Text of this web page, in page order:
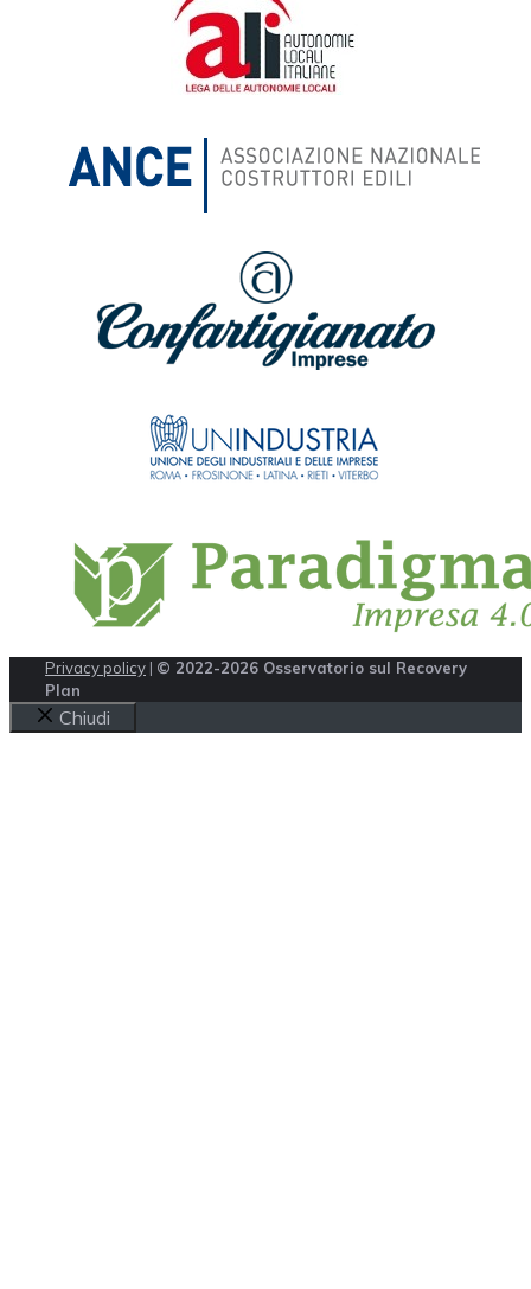
Privacy policy | © 2022-2026 Osservatorio sul Recovery
Plan
Chiudi